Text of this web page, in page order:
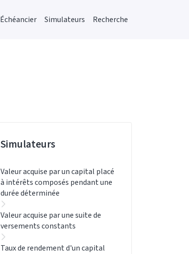
Échéancier Simulateurs Recherche
Simulateurs
Valeur acquise par un capital placé
à intérêts composés pendant une
durée déterminée
Valeur acquise par une suite de
versements constants
Taux de rendement d'un capital